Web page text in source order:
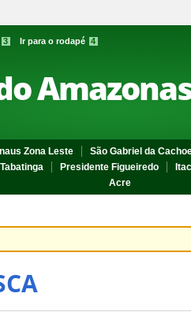
3 Ir para o rodapé 4
Amazonas
Zona Leste São Gabriel da
Tabatinga Presidente Figueiredo
Acre